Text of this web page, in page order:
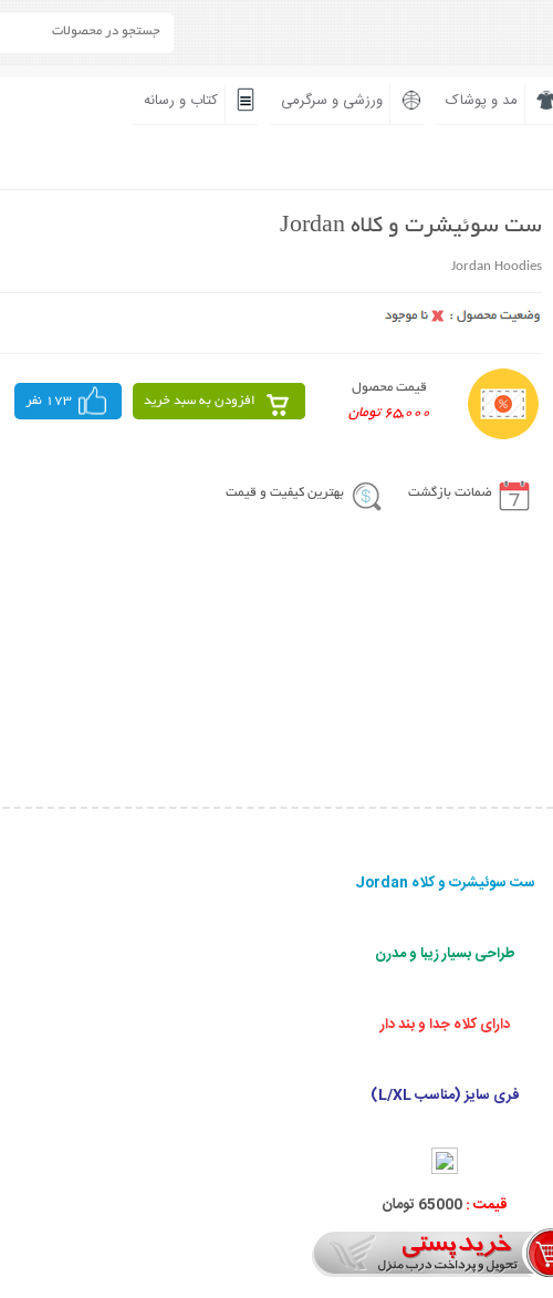
مد و پوشاک ورزشی و سرگرمی کتاب و رسانه
ست سوئیشرت و کلاه Jordan
Jordan Hoodies
قیمت محصول
65,000 تومان
افزودن به سبد خرید 173 نفر
ضمانت بازگشت بهترین کیفیت و قیمت
ست سوئیشرت و کلاه Jordan
طراحی بسیار زیبا و مدرن
دارای کلاه جدا و بند دار
فری سایز (مناسب L/XL)
قیمت :65000 تومان